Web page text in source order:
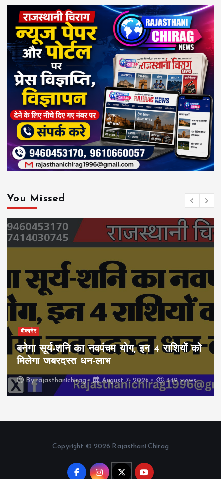
You Missed
बीकानेर
बनेगा सूर्य-शनि का नवपंचम योग, इन 4 राशियों को
मिलेगा जबरदस्त धन-लाभ
Byrajasthanichirag August 7, 2026 349 views
Copyright © 2026 Rajasthani Chirag